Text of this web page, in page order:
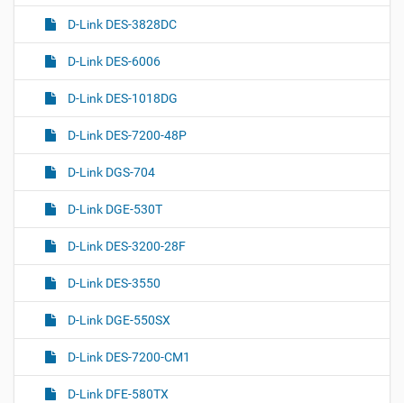
D-Link DES-3828DC
D-Link DES-6006
D-Link DES-1018DG
D-Link DES-7200-48P
D-Link DGS-704
D-Link DGE-530T
D-Link DES-3200-28F
D-Link DES-3550
D-Link DGE-550SX
D-Link DES-7200-CM1
D-Link DFE-580TX